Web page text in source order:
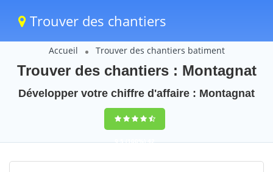
Trouver des chantiers
Accueil Trouver des chantiers batiment
Trouver des chantiers : Montagnat
Développer votre chiffre d'affaire : Montagnat
9,5(100%)42
votes